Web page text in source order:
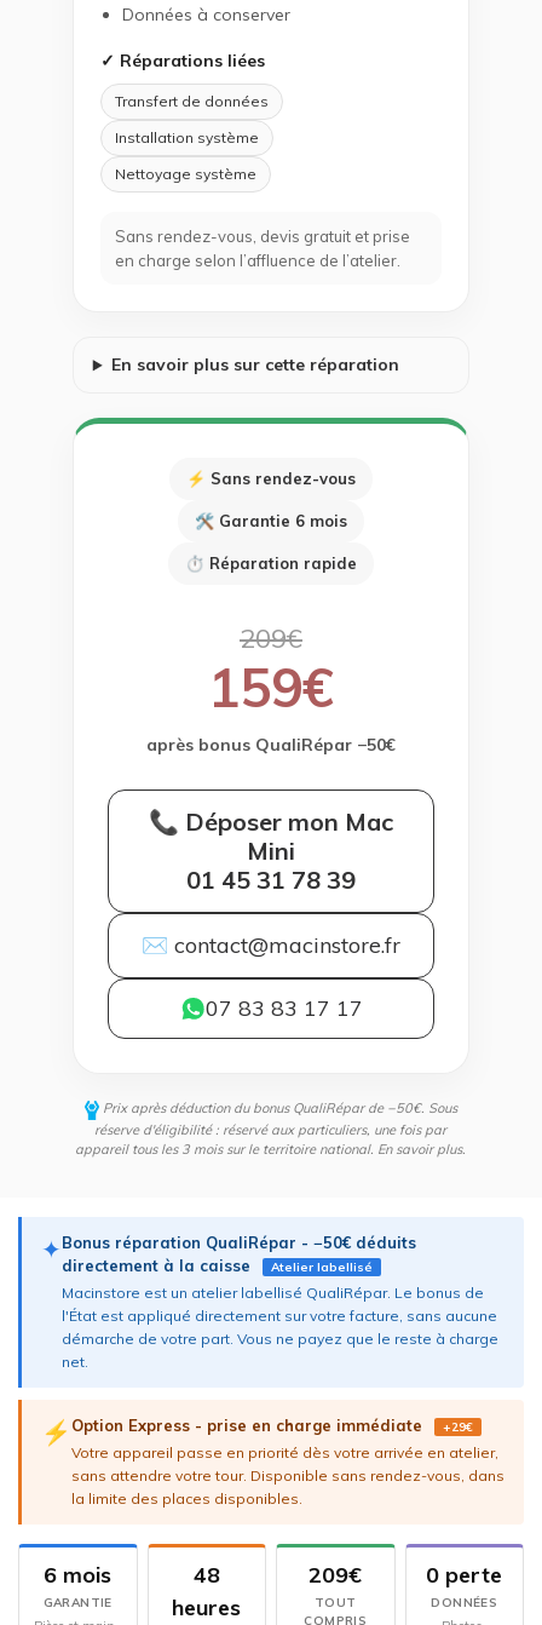
Données à conserver
✓ Réparations liées
Transfert de données
Installation système
Nettoyage système
Sans rendez-vous, devis gratuit et prise
en charge selon l’affluence de l’atelier.
En savoir plus sur cette réparation
⚡ Sans rendez-vous
🛠 Garantie 6 mois
⏱ Réparation rapide
209€
159€
après bonus QualiRépar −50€
📞 Déposer mon Mac
Mini
01 45 31 78 39
✉ contact@macinstore.fr
07 83 83 17 17
Prix après déduction du bonus QualiRépar de −50€. Sous
réserve d'éligibilité : réservé aux particuliers, une fois par
appareil tous les 3 mois sur le territoire national. En savoir plus.
✦Bonus réparation QualiRépar - −50€ déduits
directement à la caisse
Atelier labellisé
Macinstore est un atelier labellisé QualiRépar. Le bonus de
l'État est appliqué directement sur votre facture, sans aucune
démarche de votre part. Vous ne payez que le reste à charge
net.
⚡ Option Express - prise en charge immédiate +29€
Votre appareil passe en priorité dès votre arrivée en atelier,
sans attendre votre tour. Disponible sans rendez-vous, dans
la limite des places disponibles.
6 mois
GARANTIE
48
heures
209€
TOUT
COMPRIS
0 perte
DONNÉES